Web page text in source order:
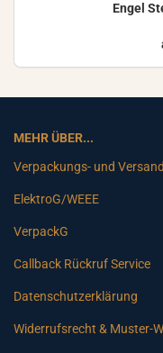
Engel
MEHR ÜBER...
Verpackungs- und
ElektroG/WEEE
VerpackG
Callback Rückruf Service
Datenschutzerklärung
Widerrufsrecht & Muster-